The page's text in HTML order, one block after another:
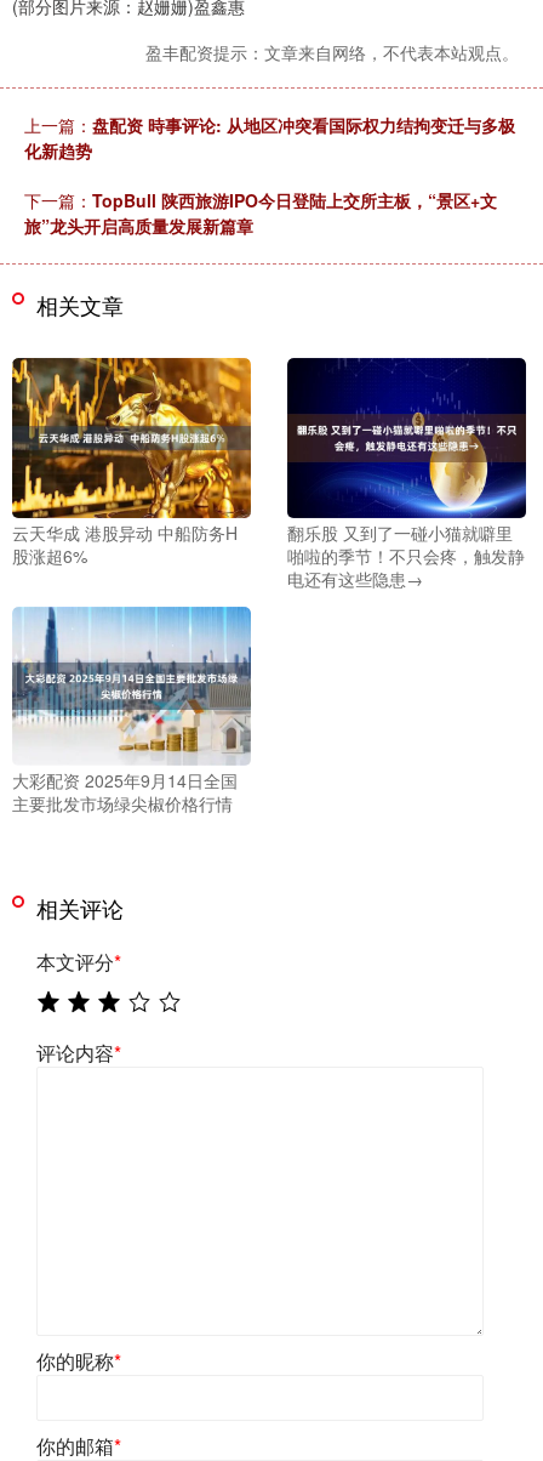
(部分图片来源：赵姗姗)盈鑫惠
盈丰配资提示：文章来自网络，不代表本站观点。
上一篇： 盘配资 時事评论: 从地区冲突看国际权力结拘变迁与多极
化新趋势
下一篇： TopBull 陕西旅游IPO今日登陆上交所主板，“景区+文
旅”龙头开启高质量发展新篇章
相关文章
云天华成 港股异动 中船防务H
股涨超6%
翻乐股 又到了一碰小猫就噼里
啪啦的季节！不只会疼，触发静
电还有这些隐患→
大彩配资 2025年9月14日全国
主要批发市场绿尖椒价格行情
相关评论
本文评分*
评论内容*
你的昵称*
你的邮箱*